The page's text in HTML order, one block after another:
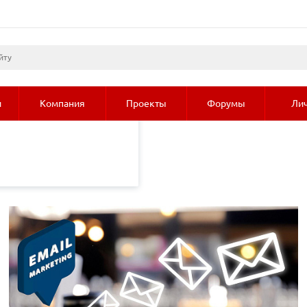
и третьими
страниц
Компания Проекты Форумы